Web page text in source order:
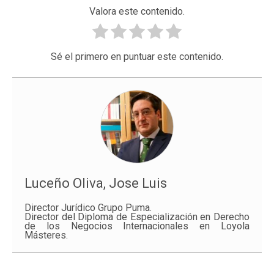
Valora este contenido.
Sé el primero en puntuar este contenido.
Luceño Oliva, Jose Luis
Director Jurídico Grupo Puma.
Director del Diploma de Especialización en Derecho
de los Negocios Internacionales en Loyola
Másteres.